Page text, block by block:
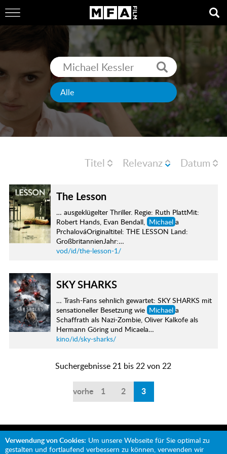
Titel Relevanz Datum
The Lesson
… ausgeklügelter Thriller. Regie: Ruth PlattMit:
Robert Hands, Evan Bendall,
Michael a
PrchalováOriginaltitel: THE LESSON Land:
GroßbritannienJahr:…
vod/id/the-lesson-1/
SKY SHARKS
… Trash-Fans sehnlich gewartet: SKY SHARKS mit
sensationeller Besetzung wie Michael a
Schaffrath als Nazi-Zombie, Oliver Kalkofe als
Hermann Göring und Micaela…
kino/id/sky-sharks/
Suchergebnisse 21 bis 22 von 22
vorherige
1 2 3
Verwendung von Cookies: Um unsere Webseite für Sie optimal zu
gestalten und fortlaufend verbessern zu können, verwenden wir